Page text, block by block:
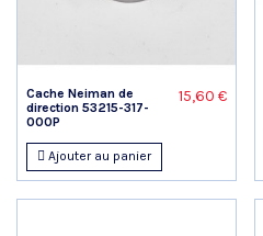
Cache Neiman de
direction 53215-317-
000P
15,60 €
Ajouter au panier